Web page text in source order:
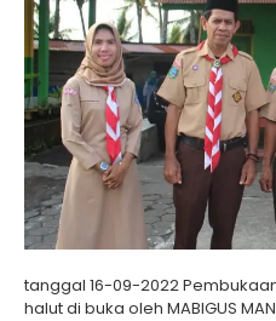
tanggal 16-09-2022
halut di buka oleh MABIGUS MAN